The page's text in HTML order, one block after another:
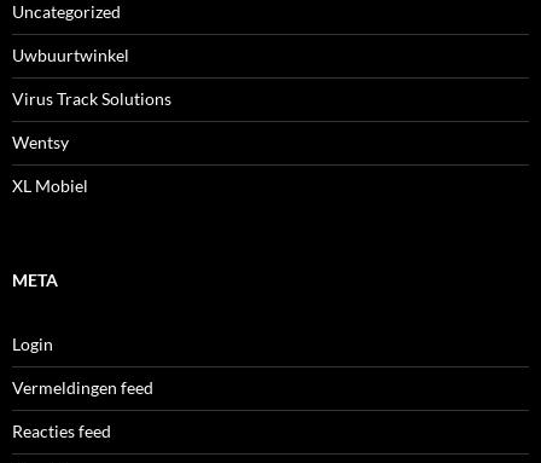
Uncategorized
Uwbuurtwinkel
Virus Track Solutions
Wentsy
XL Mobiel
META
Login
Vermeldingen feed
Reacties feed